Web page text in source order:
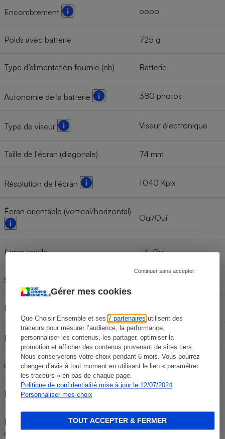
Gérer mes cookies
Que Choisir Ensemble et ses7 partenaires utilisent des
traceurs pour mesurer l’audience, la performance,
personnaliser les contenus, les partager, optimiser la
promotion et afficher des contenus provenant de sites tiers.
Nous conserverons votre choix pendant 6 mois. Vous pourrez
changer d’avis à tout moment en utilisant le lien « paramétrer
les traceurs » en bas de chaque page.
Politique de confidentialité mise à jour le 12/07/2024
Personnaliser mes choix
Continuer sans accepter
TOUT ACCEPTER & FERMER
Encombrement oooo
Poids avec batterie 725 g
Type d’alimentation fournie (nb) Batterie
Autonomie de la batterie 380 photos
Type de viseur Viseur électronique
Taille de l'écran (diagonale) 74 mm
Résolution de l'écran 1 040 Kpix
Écran orientable (vertical/horizontal)
Oui/Oui
Écran tactile Oui
Sortie TV : HDMI
Prise de vue en rafale
Formats d'image JPEG, RAW+JPEG
Griffe pour flash externe Oui
Résistance à l'eau
Résistance aux chocs (hauteur de
chute)
Non